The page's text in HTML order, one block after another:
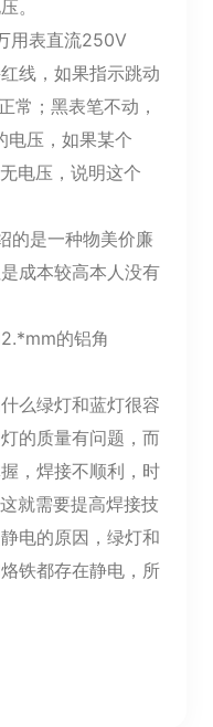
。
表直流250V
线，如果指示跳动
常；黑表笔不动，
电压，如果某个
电压，说明这个
是一种物美价廉
成本较高本人没有
的铝角
么绿灯和蓝灯很容
的质量有问题，而
，焊接不顺利，时
就需要提高焊接技
电的原因，绿灯和
铁都存在静电，所